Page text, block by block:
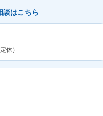
談はこちら
休）